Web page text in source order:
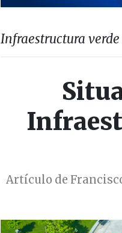
Infraestructura verde
Artículo de